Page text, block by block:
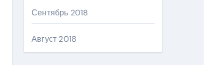
Сентябрь 2018
Август 2018